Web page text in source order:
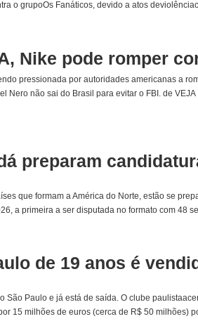
o grupoOs Fanáticos, devido a atos
Nike pode romper
pressionada por autoridades americanas a
Nero não sai do Brasil para evitar o FBI. de VEJA
preparam
que formam a América do Norte, estão se
a primeira a ser disputada no formato com 48
de 19 anos é
São Paulo e já está de saída. O clube
15 milhões de euros (cerca de R$ 50 milhões)